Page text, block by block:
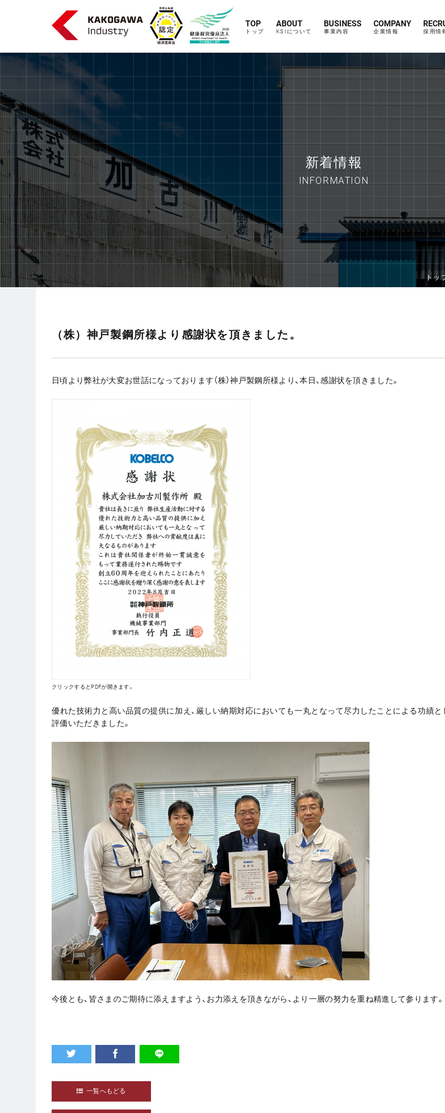
トップ
TOP
KSIについて
ABOUT
事業内容
BUSINESS
企業情報
COMPANY
採用情
新着情報
INFORMATION
トッ
（株）神戸製鋼所様より感謝状を頂きました。
日頃より弊社が大変お世話になっております（株）神戸製鋼所様より、本日、感謝状を頂きました。
クリックするとPDFが開きます。
優れた技術力と高い品質の提供に加え、厳しい納期対応においても一丸となって尽力したことによる功績と
評価いただきました。
今後とも、皆さまのご期待に添えますよう、お力添えを頂きながら、より一層の努力を重ね精進して参ります。
一覧へもどる